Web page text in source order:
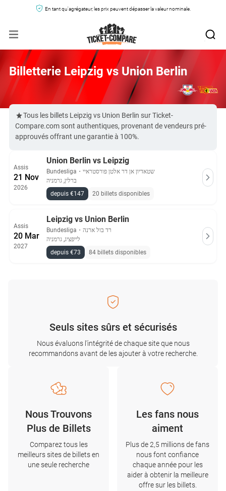
En tant qu'agrégateur, les prix peuvent dépasser la valeur nominale.
Billetterie Leipzig vs Union Berlin
Tous les billets Leipzig vs Union Berlin sur Ticket-
Compare.com sont authentiques, provenant de vendeurs pré-
approuvés offrant une garantie à 100%.
Assis
21 Nov
2026
Union Berlin vs Leipzig
Bundesliga ・ שטאדיון אן דר אלטן פורסטראיי
ברלין, גרמניה
depuis €147
20 billets disponibles
Assis
20 Mar
2027
Leipzig vs Union Berlin
Bundesliga ・ רד בול ארנה
לייפציג, גרמניה
depuis €73
84 billets disponibles
Seuls sites sûrs et sécurisés
Nous évaluons l'intégrité de chaque site que nous
recommandons avant de les ajouter à votre recherche.
Nous Trouvons
Plus de Billets
Comparez tous les
meilleurs sites de billets en
une seule recherche
Les fans nous
aiment
Plus de 2,5 millions de fans
nous font confiance
chaque année pour les
aider à obtenir la meilleure
offre sur les billets.